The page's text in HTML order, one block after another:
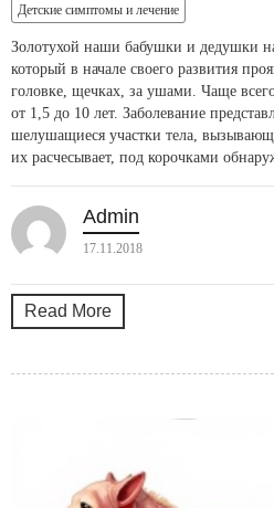
Детские симптомы и лечение
Золотухой наши бабушки и дедушки
который в начале своего развития
головке, щечках, за ушами. Чаще
от 1,5 до 10 лет. Заболевание
шелушащиеся участки тела,
их расчесывает, под корочками
Admin
17.11.2018
Read More